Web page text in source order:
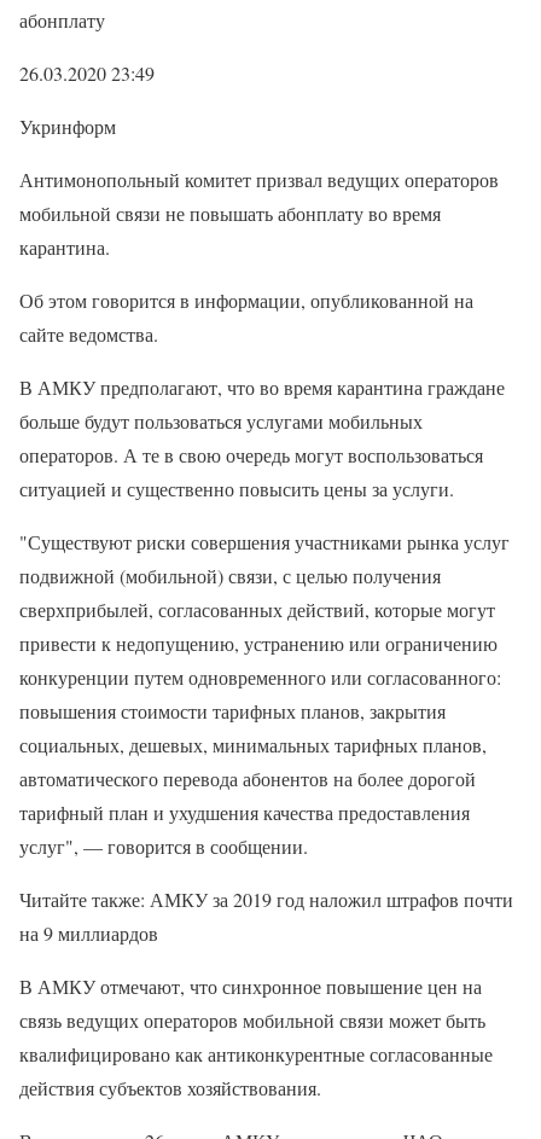
абонплату
26.03.2020 23:49
Укринформ
Антимонопольный комитет призвал ведущих операторов
мобильной связи не повышать абонплату во время
карантина.
Об этом говорится в информации, опубликованной на
сайте ведомства.
В АМКУ предполагают, что во время карантина граждане
больше будут пользоваться услугами мобильных
операторов. А те в свою очередь могут воспользоваться
ситуацией и существенно повысить цены за услуги.
"Существуют риски совершения участниками рынка услуг
подвижной (мобильной) связи, с целью получения
сверхприбылей, согласованных действий, которые могут
привести к недопущению, устранению или ограничению
конкуренции путем одновременного или согласованного:
повышения стоимости тарифных планов, закрытия
социальных, дешевых, минимальных тарифных планов,
автоматического перевода абонентов на более дорогой
тарифный план и ухудшения качества предоставления
услуг", — говорится в сообщении.
Читайте также: АМКУ за 2019 год наложил штрафов почти
на 9 миллиардов
В АМКУ отмечают, что синхронное повышение цен на
связь ведущих операторов мобильной связи может быть
квалифицировано как антиконкурентные согласованные
действия субъектов хозяйствования.